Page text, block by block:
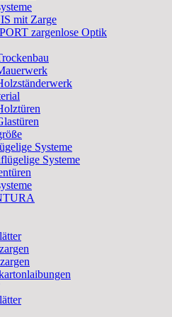
mit Zarge
zargenlose Optik
Systeme
Systeme